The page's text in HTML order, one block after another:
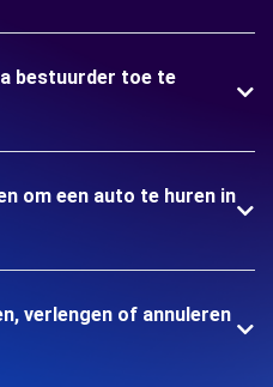
bestuurder toe te
om een auto te huren in
verlengen of annuleren